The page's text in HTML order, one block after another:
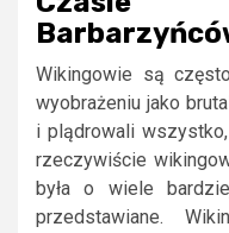
Wikingowie są
wyobrażeniu jako
i plądrowali
rzeczywiście
była o wiele
przedstawiane.